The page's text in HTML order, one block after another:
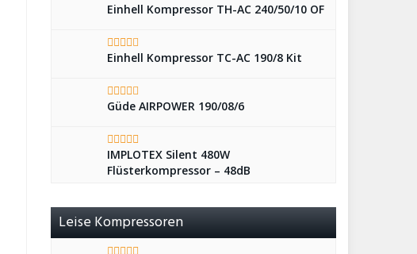
Einhell Kompressor TH-AC 240/50/10 OF
Einhell Kompressor TC-AC 190/8 Kit
Güde AIRPOWER 190/08/6
IMPLOTEX Silent 480W
Flüsterkompressor – 48dB
Leise Kompressoren